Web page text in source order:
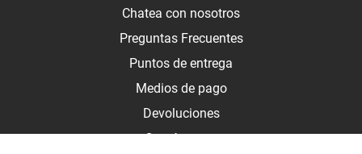
Chatea con nosotros
Preguntas Frecuentes
Puntos de entrega
Medios de pago
Devoluciones
Contáctanos